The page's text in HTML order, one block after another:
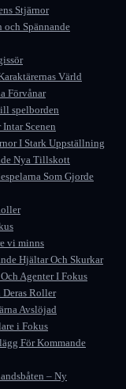
Stjärnor
Spännande
Värld
Förvånar
spelborden
Scenen
I Stark Uppställning
Nya Tillskott
Som Gjorde
vi minns
Hjältar Och Skurkar
Agenter I Fokus
Roller
Avslöjad
i Fokus
För Kommande
– Ny